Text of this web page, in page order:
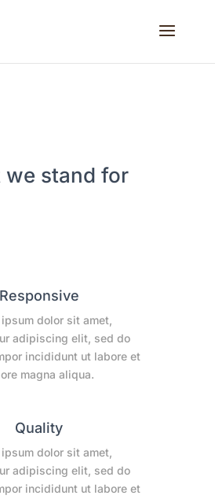
we stand for
Responsive
dolor sit amet,
adipiscing elit, sed do
incididunt ut labore et
magna aliqua.
Quality
dolor sit amet,
adipiscing elit, sed do
incididunt ut labore et